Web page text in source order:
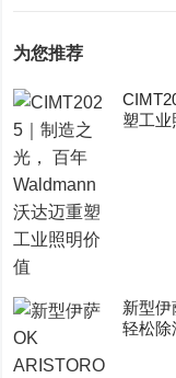
为您推荐
塑工业
新型
轻松除